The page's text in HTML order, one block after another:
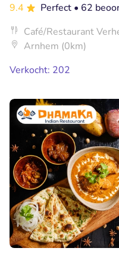
9.4
Perfect • 62
Café/Restaurant
Arnhem (0km)
Verkocht: 202